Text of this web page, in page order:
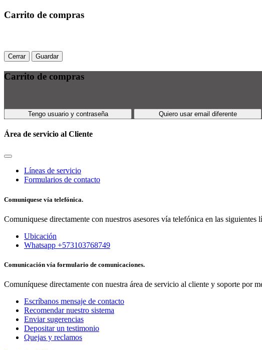
Carrito de compras
Cerrar Guardar
Carrito de compras
Tengo usuario y contraseña Quiero usar email diferente
Área de servicio al Cliente
Líneas de servicio
Formularios de contacto
Comuniquese vía telefónica.
Comuniquese directamente con nuestros asesores vía telefónica en las siguientes
Ubicación
Whatsapp +573103768749
Comunicación vía formulario de comunicaciones.
Comuníquese directamente con nuestra área de servicio al cliente y soporte por
Escríbanos mensaje de contacto
Recomendar nuestro sistema
Enviar sugerencias
Depositar un testimonio
Quejas y reclamos